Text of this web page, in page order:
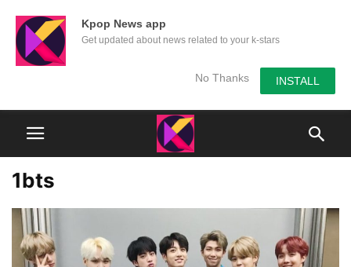
Kpop News app
Get updated about news related to your k-stars
No Thanks INSTALL
1bts